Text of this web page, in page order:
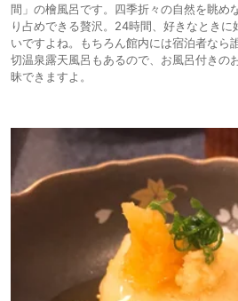
間」の檜風呂です。四季折々の自然を眺め
り占めできる贅沢。24時間、好きなときに
いですよね。もちろん館内には宿泊者なら
切温泉露天風呂もあるので、お風呂付きの
昧できますよ。